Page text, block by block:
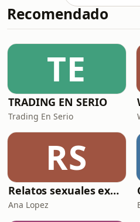
Recomendado
TE
TRADING EN SERIO
Trading En Serio
RS
Relatos sexuales explícitos
Ana Lopez